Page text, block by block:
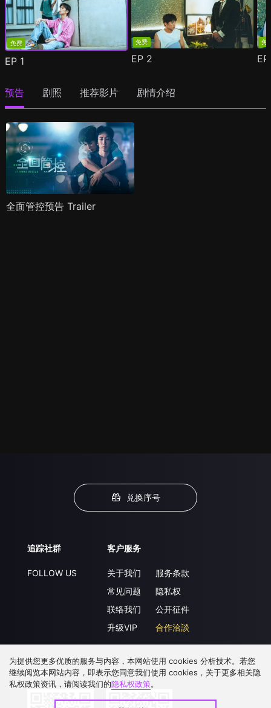
免费
EP 1
免费
EP 2
免
预告 剧照 推荐影片 剧情介绍
全面管控预告 Trailer
兑换序号
追踪社群
FOLLOW US
客户服务
关于我们
常见问题
联络我们
升级VIP
服务条款
隐私权
公开征件
合作洽談
下载 APP
为提供您更多优质的服务与内容，本网站使用 cookies 分析技术。若您
继续阅览本网站内容，即表示您同意我们使用 cookies，关于更多相关隐
私权政策资讯，请阅读我们的隐私权政策。